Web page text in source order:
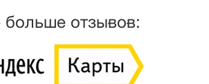
отзывов: